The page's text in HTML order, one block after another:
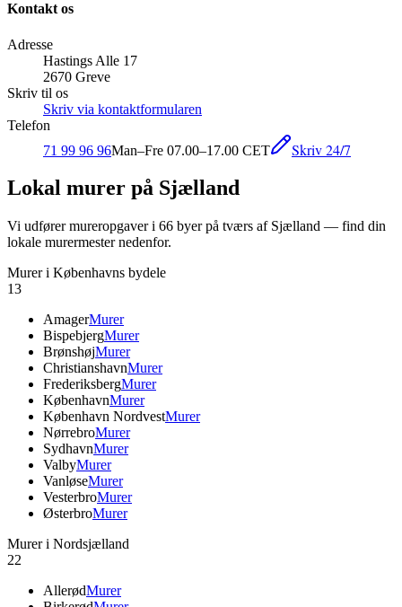
Kontakt os
Adresse
Hastings Alle 17
2670 Greve
Skriv til os
Skriv via kontaktformularen
Telefon
71 99 96 96Man–Fre 07.00–17.00 CET Skriv 24/7
Lokal murer på Sjælland
Vi udfører mureropgaver i 66 byer på tværs af Sjælland — find din
lokale murermester nedenfor.
Murer i Københavns bydele
13
AmagerMurer
BispebjergMurer
BrønshøjMurer
ChristianshavnMurer
FrederiksbergMurer
KøbenhavnMurer
København NordvestMurer
NørrebroMurer
SydhavnMurer
ValbyMurer
VanløseMurer
VesterbroMurer
ØsterbroMurer
Murer i Nordsjælland
22
AllerødMurer